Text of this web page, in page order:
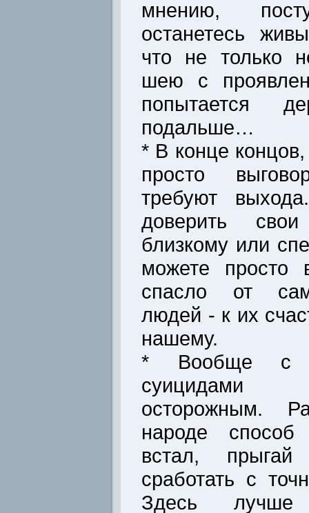
мнению,
останетесь
что не только
шею с
попытается
подальше…
* В конце
просто
требуют
доверить
близкому или
можете просто
спасло от
людей - к их
нашему.
* Вообще с
суицидами
осторожным.
народе способ
встал,
сработать с
Здесь лучше